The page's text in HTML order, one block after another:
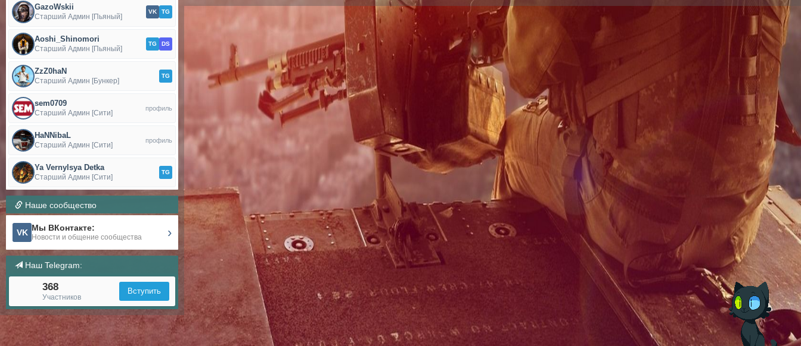
GazoWskii
Старший Админ [Пьяный]
VK TG
Aoshi_Shinomori
Старший Админ [Пьяный]
TG DS
ZzZ0haN
Старший Админ [Бункер]
TG
sem0709
Старший Админ [Сити]
профиль
HaNNibaL
Старший Админ [Сити]
профиль
Ya Vernylsya Detka
Старший Админ [Сити]
TG
Наше сообщество
VK Мы ВКонтакте:
Новости и общение сообщества ›
Наш Telegram:
368
Участников
Вступить